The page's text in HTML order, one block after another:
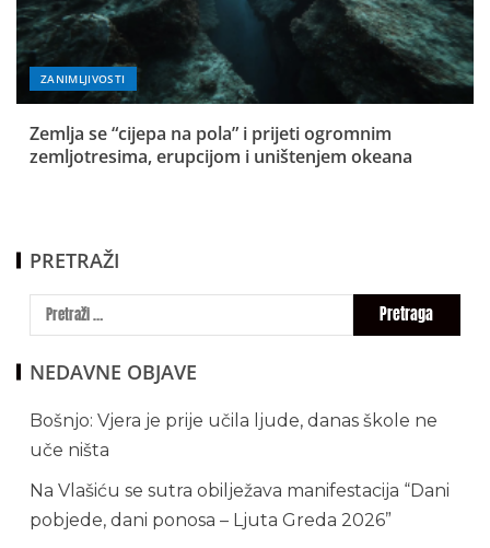
ZANIMLJIVOSTI
Zemlja se “cijepa na pola” i prijeti ogromnim
zemljotresima, erupcijom i uništenjem okeana
PRETRAŽI
NEDAVNE OBJAVE
Bošnjo: Vjera je prije učila ljude, danas škole ne
uče ništa
Na Vlašiću se sutra obilježava manifestacija “Dani
pobjede, dani ponosa – Ljuta Greda 2026”